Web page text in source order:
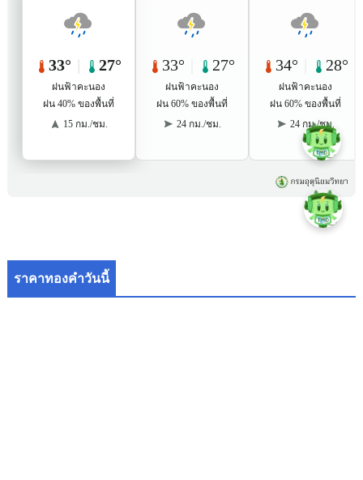
ราคาทองคำวันนี้